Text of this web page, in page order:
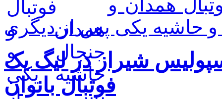
همدان و
و حاشیه یکی پس از دیگری
شیراز در لیگ یک
فوتبال بانوان